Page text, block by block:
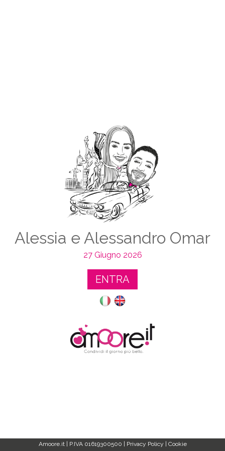
Alessia e Alessandro Omar
27 Giugno 2026
ENTRA
Amoore.it | P.IVA 01619300500 | Privacy Policy Cookie